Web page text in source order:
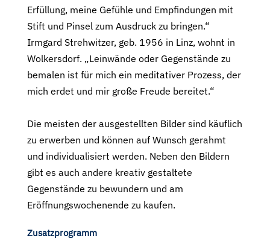
Erfüllung, meine Gefühle und Empfindungen mit
Stift und Pinsel zum Ausdruck zu bringen.“
Irmgard Strehwitzer, geb. 1956 in Linz, wohnt in
Wolkersdorf. „Leinwände oder Gegenstände zu
bemalen ist für mich ein meditativer Prozess, der
mich erdet und mir große Freude bereitet.“
Die meisten der ausgestellten Bilder sind käuflich
zu erwerben und können auf Wunsch gerahmt
und individualisiert werden. Neben den Bildern
gibt es auch andere kreativ gestaltete
Gegenstände zu bewundern und am
Eröffnungswochenende zu kaufen.
Zusatzprogramm